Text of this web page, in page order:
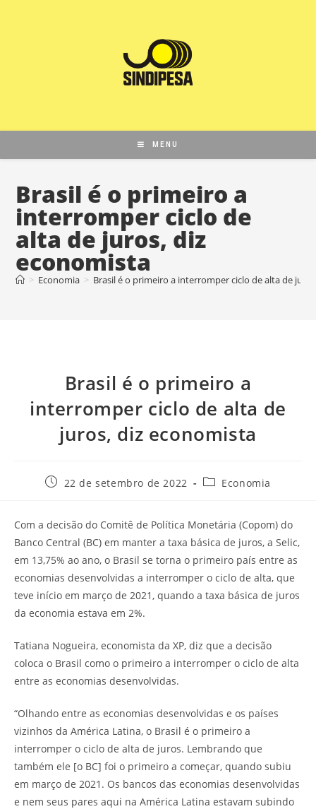
MENU
Brasil é o primeiro a
interromper ciclo de
alta de juros, diz
economista
> Economia > Brasil é o primeiro a interromper ciclo de alta de
Brasil é o primeiro a
interromper ciclo de alta de
juros, diz economista
22 de setembro de 2022 Economia
Com a decisão do Comitê de Política Monetária (Copom) do
Banco Central (BC) em manter a taxa básica de juros, a Selic,
em 13,75% ao ano, o Brasil se torna o primeiro país entre as
economias desenvolvidas a interromper o ciclo de alta, que
teve início em março de 2021, quando a taxa básica de juros
da economia estava em 2%.
Tatiana Nogueira, economista da XP, diz que a decisão
coloca o Brasil como o primeiro a interromper o ciclo de alta
entre as economias desenvolvidas.
“Olhando entre as economias desenvolvidas e os países
vizinhos da América Latina, o Brasil é o primeiro a
interromper o ciclo de alta de juros. Lembrando que
também ele [o BC] foi o primeiro a começar, quando subiu
em março de 2021. Os bancos das economias desenvolvidas
e nem seus pares aqui na América Latina estavam subindo